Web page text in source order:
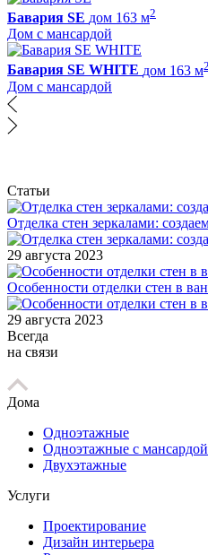
Бавария SE дом 163 м2
Дом с мансардой
Бавария SE WHITE дом 163 м2
Дом с мансардой
Статьи
Отделка стен зеркалами:
29 августа 2023
Особенности отделки стен в
29 августа 2023
Всегда
на связи
Дома
Одноэтажные
Одноэтажные с мансардой
Двухэтажные
Услуги
Проектирование
Дизайн интерьера